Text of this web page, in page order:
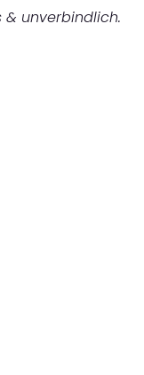
& unverbindlich.